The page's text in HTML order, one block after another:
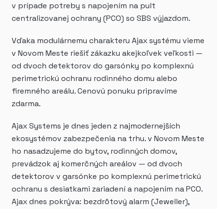
v prípade potreby s napojením na pult
centralizovanej ochrany (PCO) so SBS výjazdom.
Vďaka modulárnemu charakteru Ajax systému vieme
v Novom Meste riešiť zákazku akejkoľvek veľkosti —
od dvoch detektorov do garsónky po komplexnú
perimetrickú ochranu rodinného domu alebo
firemného areálu. Cenovú ponuku pripravíme
zdarma.
Ajax Systems je dnes jeden z najmodernejších
ekosystémov zabezpečenia na trhu. v Novom Meste
ho nasadzujeme do bytov, rodinných domov,
prevádzok aj komerčných areálov — od dvoch
detektorov v garsónke po komplexnú perimetrickú
ochranu s desiatkami zariadení a napojením na PCO.
Ajax dnes pokrýva: bezdrôtový alarm (Jeweller),